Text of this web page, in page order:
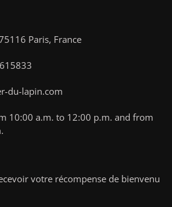
Paris, France
du-lapin.com
10:00 a.m. to 12:00 p.m. and from
votre récompense de bienvenu